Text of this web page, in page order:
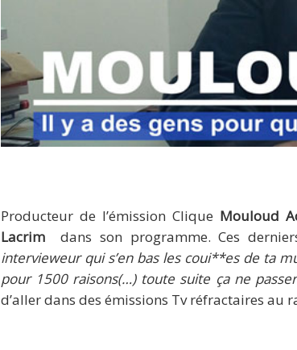
Producteur de l’émission Clique Mouloud
Lacrimdans son programme. Ces
intervieweur qui s’en bas les coui**es de ta
pour 1500 raisons(…) toute suite ça ne
d’aller dans des émissions Tv réfractaires au